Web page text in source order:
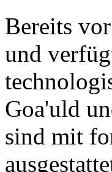
Bereits
und
Goa'uld
sind mit